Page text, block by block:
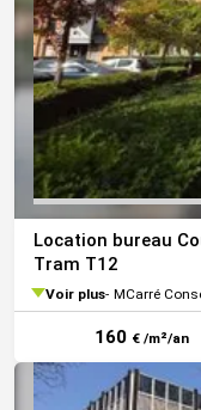
Location bureau
Tram T12
Voir plus MCarré
160 € /m²/an